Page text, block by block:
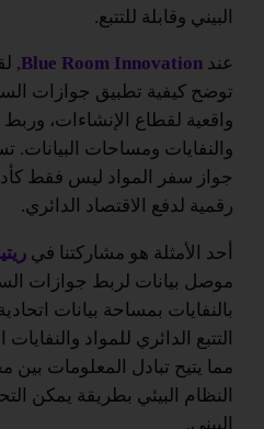
البيني وقابلة للتتبع.
عند Blue Room Innovation
,
توضح كيفية تطبيق جوازات
واقعية لقطاع الإنشاءات، وربط
والنفايات ومساحات البيانات.
جواز سفر المواد ليس فقط
رقمية لدفع الاقتصاد الدائري.
أحد الأمثلة هو مشاركتنا في
موصل بيانات لربط جوازات
بالنفايات بمساحة بيانات
التتبع الدائري للمواد
مما يتيح تبادل المعلومات
النظام البيئي بطريقة يمكن
البيني.